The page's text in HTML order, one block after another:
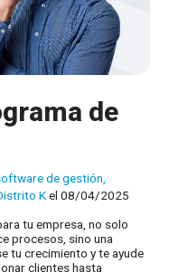
de
de gestión
Kel 08/04/2025
tu empresa, no solo
procesos, sino una
tu crecimiento y te ayude
clientes hasta